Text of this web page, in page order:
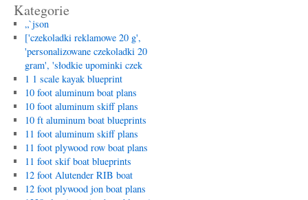
Kategorie
„`json
['czekoladki reklamowe 20 g',
'personalizowane czekoladki 20
gram', 'słodkie upominki czek
1 1 scale kayak blueprint
10 foot aluminum boat plans
10 foot aluminum skiff plans
10 ft aluminum boat blueprints
11 foot aluminum skiff plans
11 foot plywood row boat plans
11 foot skif boat blueprints
12 foot Alutender RIB boat
12 foot plywood jon boat plans